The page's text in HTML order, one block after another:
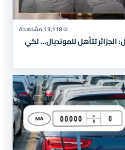
13,118 مشاهدة
الجزائر تتأهل للمونديال… لكي